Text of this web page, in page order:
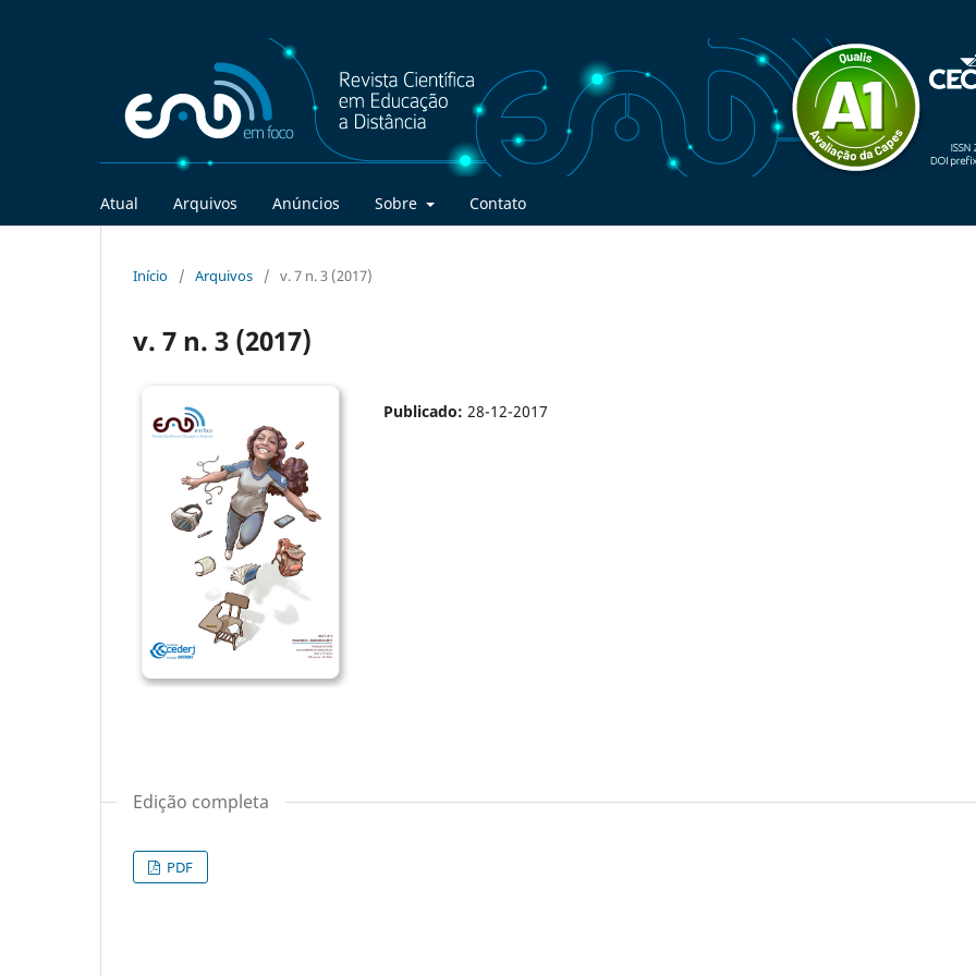
Atual Arquivos Anúncios Sobre Contato
Início / Arquivos / v. 7 n. 3 (2017)
v. 7 n. 3 (2017)
Publicado: 28-12-2017
Edição completa
PDF